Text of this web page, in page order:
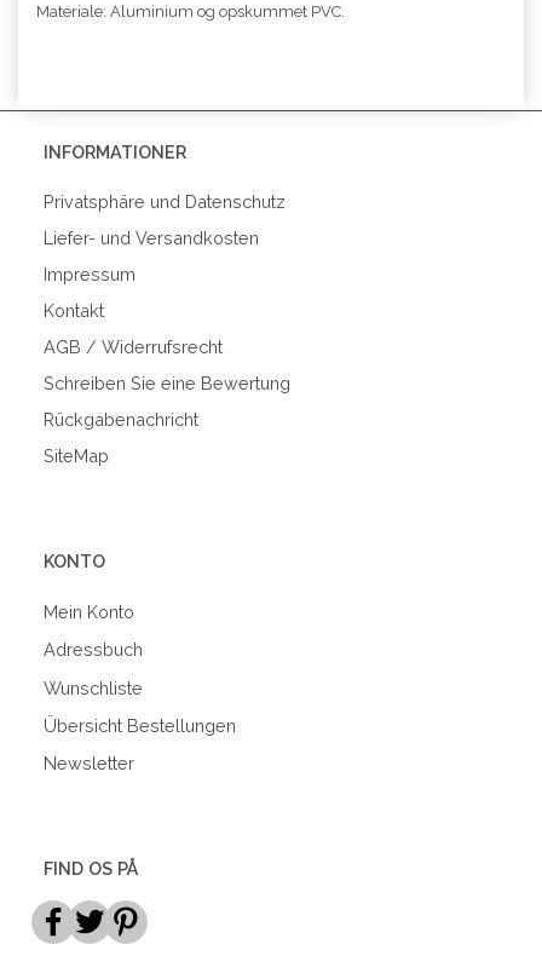
Materiale: Aluminium og opskummet PVC.
INFORMATIONER
Privatsphäre und Datenschutz
Liefer- und Versandkosten
Impressum
Kontakt
AGB / Widerrufsrecht
Schreiben Sie eine Bewertung
Rückgabenachricht
SiteMap
KONTO
Mein Konto
Adressbuch
Wunschliste
Übersicht Bestellungen
Newsletter
FIND OS PÅ